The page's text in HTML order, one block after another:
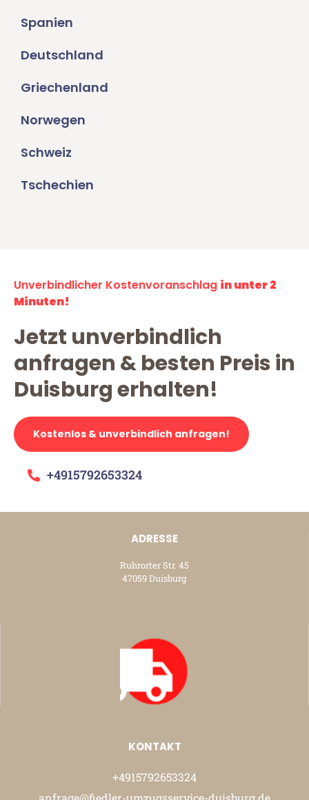
Spanien
Deutschland
Griechenland
Norwegen
Schweiz
Tschechien
Unverbindlicher Kostenvoranschlag in unter 2
Minuten!
Jetzt unverbindlich
anfragen & besten Preis in
Duisburg erhalten!
Kostenlos & unverbindlich anfragen!
+4915792653324
ADRESSE
Ruhrorter Str. 45
47059 Duisburg
KONTAKT
+4915792653324